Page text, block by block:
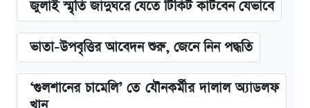
জুলাই স্মৃতি জাদুঘরে যেতে টিকিট কাটবেন যেভাবে
ভাতা-উপবৃত্তির আবেদন শুরু, জেনে নিন পদ্ধতি
‘গুলশানের চামেলি’ তে যৌনকর্মীর দালাল অ্যাডলফ